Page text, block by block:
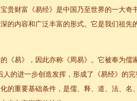
贵财富《易经》是中国乃至世界的一大奇
的内容和广泛丰富的形式。它是我们祖先
的《易》，因此亦称《周易》。它被奉为儒
人的进一步创造发挥，形成了《易经》的
的重要基础条件，是儒、释、道、法、名